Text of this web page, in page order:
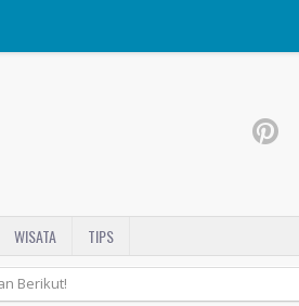
WISATA TIPS
Berikut!